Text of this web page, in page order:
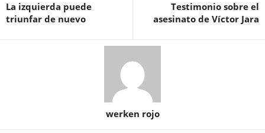
La izquierda puede
triunfar de nuevo
Testimonio sobre el
asesinato de Víctor Jara
werken rojo